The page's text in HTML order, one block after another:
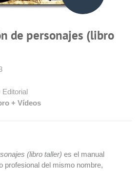
de personajes (libro
+ Vídeos
(libro taller) es el manual
profesional del mismo nombre,